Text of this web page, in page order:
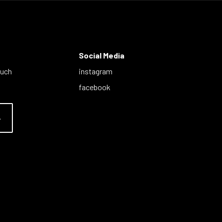
Social Media
instagram
facebook